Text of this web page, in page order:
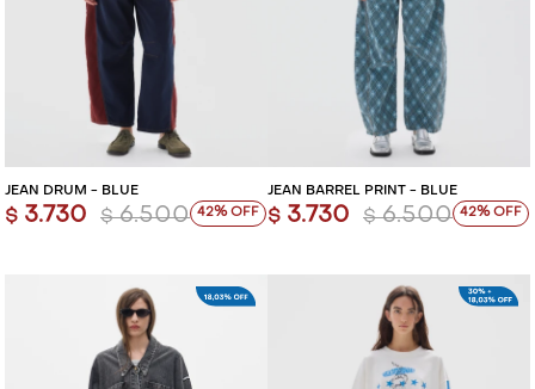
JEAN DRUM - BLUE
$ 3.730 $ 6.500 42
JEAN BARREL PRINT - BLUE
$ 3.730 $ 6.500 42